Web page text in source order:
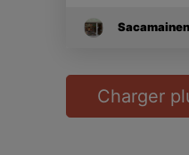
Charger